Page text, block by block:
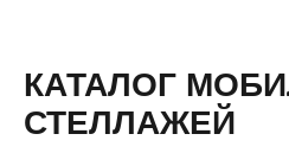
КАТАЛОГ
СТЕЛЛАЖЕЙ